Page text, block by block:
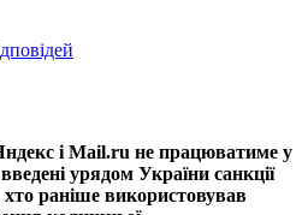
і Mail.ru не працюватиме у
урядом України санкції
раніше використовував